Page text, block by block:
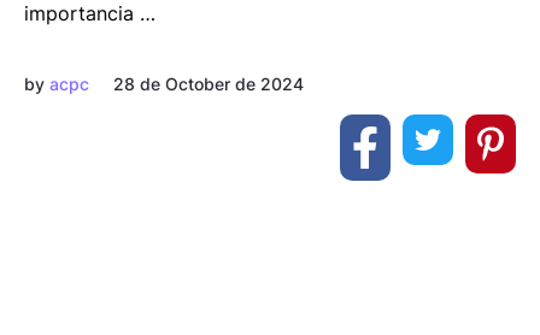
importancia …
by acpc 28 de October de 2024